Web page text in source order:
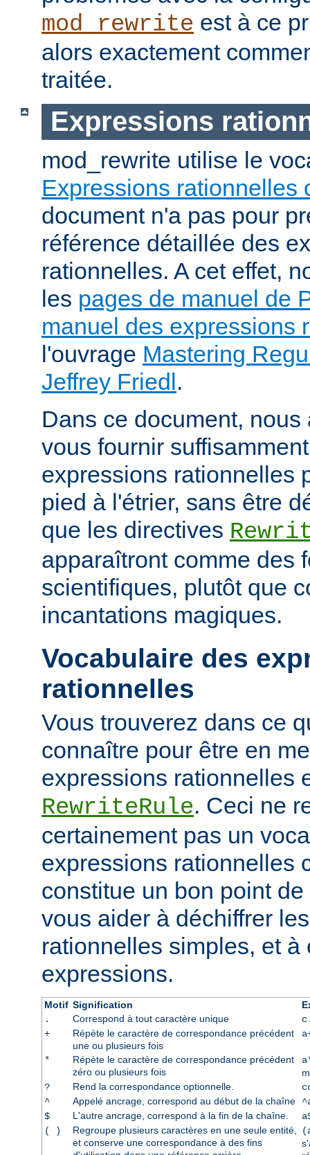
mod_rewrite est à ce
alors exactement
traitée.
Expressions
mod_rewrite utilise le
Expressions rationnelles
document n'a pas pour
référence détaillée des
rationnelles. A cet effet,
les pages de manuel de
manuel des expressions
l'ouvrage Mastering
Jeffrey Friedl.
Dans ce document,
vous fournir
expressions rationnelles
pied à l'étrier, sans être
que les directives
apparaîtront comme des
scientifiques, plutôt que
incantations magiques.
Vocabulaire des
rationnelles
Vous trouverez dans ce
connaître pour être en
expressions rationnelles
RewriteRule. Ceci ne
certainement pas un
expressions rationnelles
constitue un bon point
vous aider à déchiffrer
rationnelles simples, et à
expressions.
Motif Signification
.
Correspond à tout caractère unique
+
Répète le caractère de correspondance précédent
une ou plusieurs fois
*
Répète le caractère de correspondance précédent
zéro ou plusieurs fois
?
Rend la correspondance optionnelle.
^
Appelé ancrage, correspond au début de la chaîne
$
L'autre ancrage, correspond à la fin de la chaîne.
( )
Regroupe plusieurs caractères en une seule entité,
et conserve une correspondance à des fins